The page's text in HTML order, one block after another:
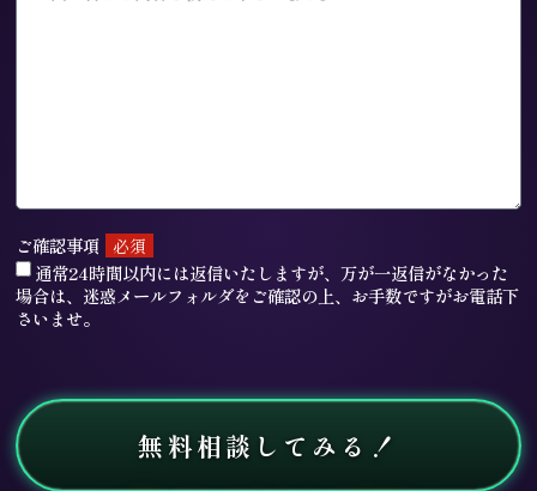
ご確認事項
通常24時間以内には返信いたしますが、万が一返信がなかった
場合は、迷惑メールフォルダをご確認の上、お手数ですがお電話下
さいませ。
無料相談してみる！